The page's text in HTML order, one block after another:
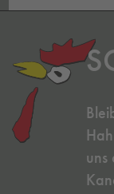
uns